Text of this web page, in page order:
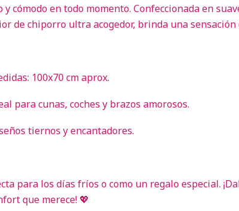
y cómodo en todo momento. Confeccionada en
de chiporro ultra acogedor, brinda una
100x70 cm aprox.
para cunas, coches y brazos amorosos.
tiernos y encantadores.
para los días fríos o como un regalo especial.
que merece! 💖